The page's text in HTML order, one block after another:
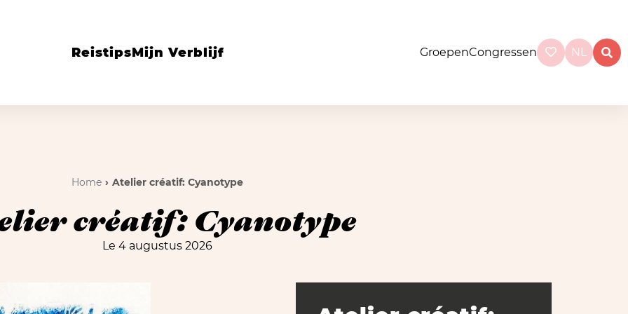
ReistipsMijn Verblijf GroepenCongressen NL
Home Atelier créatif: Cyanotype
créatif: Cyanotype
Le 4 augustus 2026